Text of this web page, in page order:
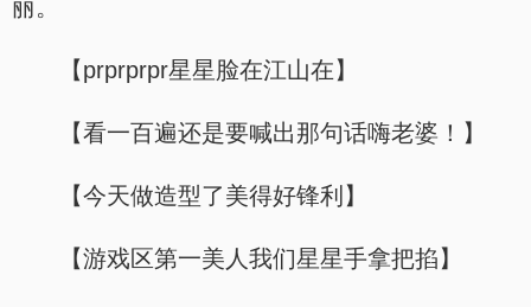
丽。
【prprprpr星星脸在江山在】
【看一百遍还是要喊出那句话嗨老婆！】
【今天做造型了美得好锋利】
【游戏区第一美人我们星星手拿把掐】